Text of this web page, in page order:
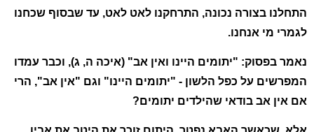
התחלנו בצורה נכונה, התרחקנו לאט לאט, עד שבסוף שכחנו
לגמרי מי אנחנו.
נאמר בפסוק: "יתומים היינו ואין אב" (איכה ה, ג), וכבר עמדו
המפרשים על כפל הלשון - "יתומים היינו" וגם "אין אב", הרי
אם אין אב בודאי שהילדים יתומים?